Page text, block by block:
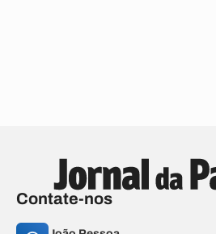
Contate-nos